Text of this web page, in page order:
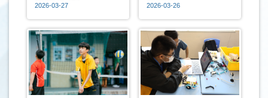
2026-03-27 2026-03-26